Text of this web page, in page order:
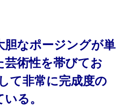
なポージングが単
術性を帯びてお
て非常に完成度の
る。